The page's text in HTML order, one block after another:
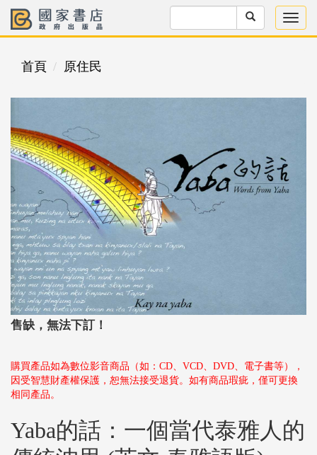
首頁 原住民
售缺，無法下訂！
購買產品如為數位影音商品（如：CD、VCD、DVD、電子書等），
因受智慧財產權保護，恕無法接受退貨。如有商品瑕疵，僅可更換
相同產品。
Yaba的話：一個當代泰雅人的